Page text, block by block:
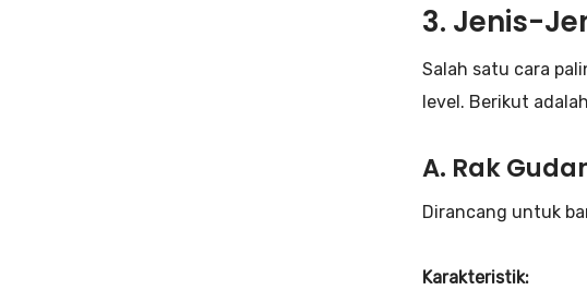
3. Jenis-
Salah satu cara
level. Berikut
A. Rak
Dirancang untuk
Karakteristik: